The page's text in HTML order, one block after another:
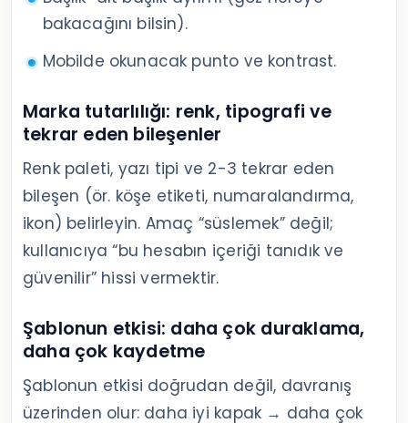
bakacağını bilsin).
Mobilde okunacak punto ve kontrast.
Marka tutarlılığı: renk, tipografi ve
tekrar eden bileşenler
Renk paleti, yazı tipi ve 2-3 tekrar eden
bileşen (ör. köşe etiketi, numaralandırma,
ikon) belirleyin. Amaç “süslemek” değil;
kullanıcıya “bu hesabın içeriği tanıdık ve
güvenilir” hissi vermektir.
Şablonun etkisi: daha çok duraklama,
daha çok kaydetme
Şablonun etkisi doğrudan değil, davranış
üzerinden olur: daha iyi kapak → daha çok